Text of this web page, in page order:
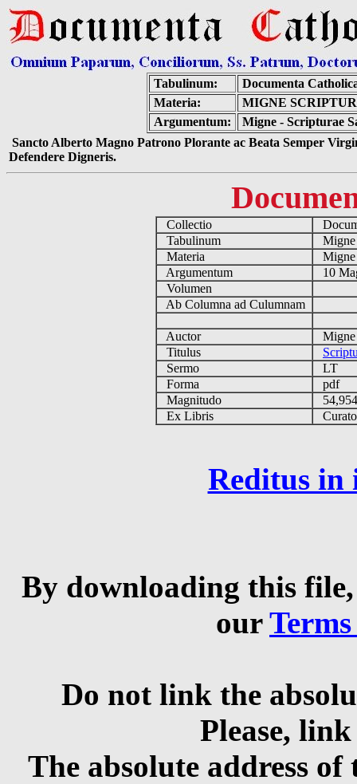
Tabulinum:
Documenta
Materia:
MIGNE
Argumentum:
Migne - Scripturae
Sancto Alberto Magno Patrono Plorante ac Beata Semper
Defendere Digneris.
Collectio
Tabulinum
Materia
Migne
Argumentum
10
Volumen
Ab Columna ad Culumnam
Auctor
Titulus
Sermo
LT
Forma
pdf
Magnitudo
Ex Libris
Reditus in
By downloading this
our
Do not link the
Please,
The absolute address